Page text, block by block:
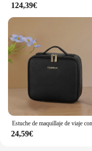
124,39€
24,59€